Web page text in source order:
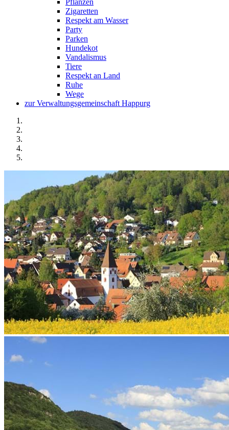
Pflanzen
Zigaretten
Respekt am Wasser
Party
Parken
Hundekot
Vandalismus
Tiere
Respekt an Land
Ruhe
Wege
zur Verwaltungsgemeinschaft Happurg